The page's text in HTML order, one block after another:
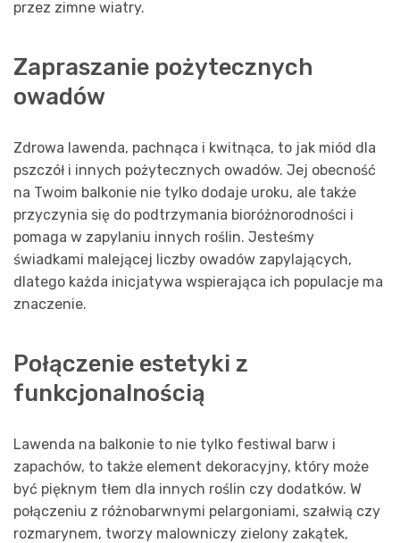
przez zimne wiatry.
Zapraszanie pożytecznych
owadów
Zdrowa lawenda, pachnąca i kwitnąca, to jak miód dla
pszczół i innych pożytecznych owadów. Jej obecność
na Twoim balkonie nie tylko dodaje uroku, ale także
przyczynia się do podtrzymania bioróżnorodności i
pomaga w zapylaniu innych roślin. Jesteśmy
świadkami malejącej liczby owadów zapylających,
dlatego każda inicjatywa wspierająca ich populacje ma
znaczenie.
Połączenie estetyki z
funkcjonalnością
Lawenda na balkonie to nie tylko festiwal barw i
zapachów, to także element dekoracyjny, który może
być pięknym tłem dla innych roślin czy dodatków. W
połączeniu z różnobarwnymi pelargoniami, szałwią czy
rozmarynem, tworzy malowniczy zielony zakątek,